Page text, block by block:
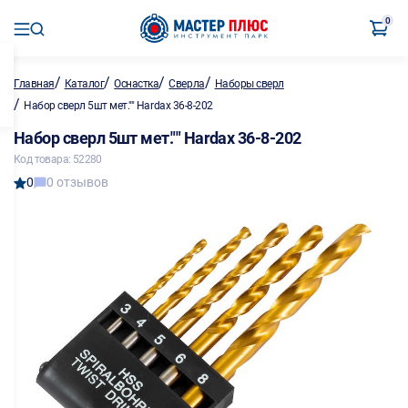
0
Главная/ Каталог/Оснастка/Сверла/ Наборы сверл
/ Набор сверл 5шт мет."" Hardax 36-8-202
Набор сверл 5шт мет."" Hardax 36-8-202
Код товара: 52280
0 0 отзывов